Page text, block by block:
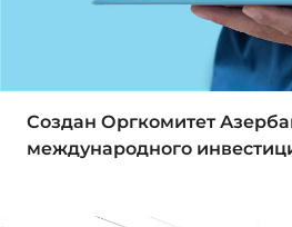
Создан Оргкомитет
международного